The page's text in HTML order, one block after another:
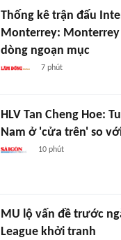
Thống kê trận đấu
Monterrey:
dòng ngoạn mục
7 phút
HLV Tan Cheng Hoe:
Nam ở 'cửa trên' so
10 phút
MU lộ vấn đề trước
League khởi tranh